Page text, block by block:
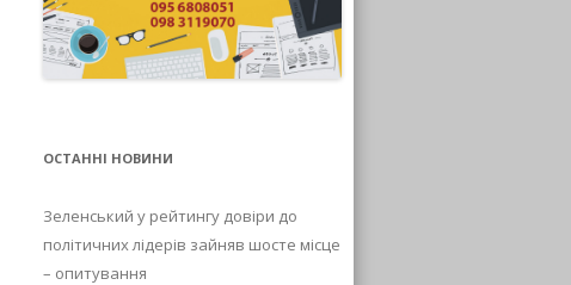
ОСТАННІ НОВИНИ
Зеленський у рейтингу довіри до
політичних лідерів зайняв шосте місце
– опитування